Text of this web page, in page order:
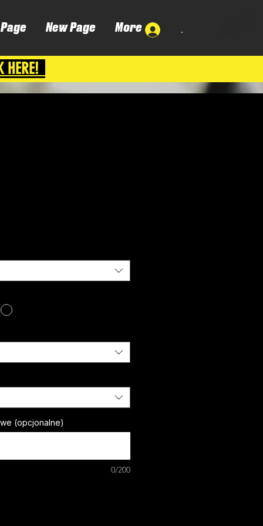
.
New Page More
HERE!
(opcjonalne)
0/200